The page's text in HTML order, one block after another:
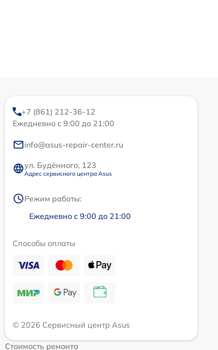
+7 (861) 212-36-12
Ежедневно с 9:00 до 21:00
info@asus-repair-center.ru
ул. Будённого, 123
Адрес сервисного центра Asus
Режим работы:
Ежедневно с 9:00 до 21:00
Способы оплаты
© 2026 Сервисный центр Asus
Стоимость ремонта